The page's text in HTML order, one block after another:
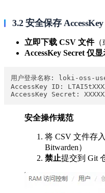
3.2 安全保存 AccessKey
立即下载 CSV 文件（
AccessKey Secret 仅
用户登录名称: loki-oss-
AccessKey ID:
安全操作规范
将 CSV 文件存
Bitwarden）
禁止提交到 Git